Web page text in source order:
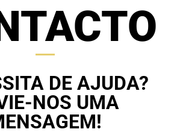
DE AJUDA?
NOS UMA